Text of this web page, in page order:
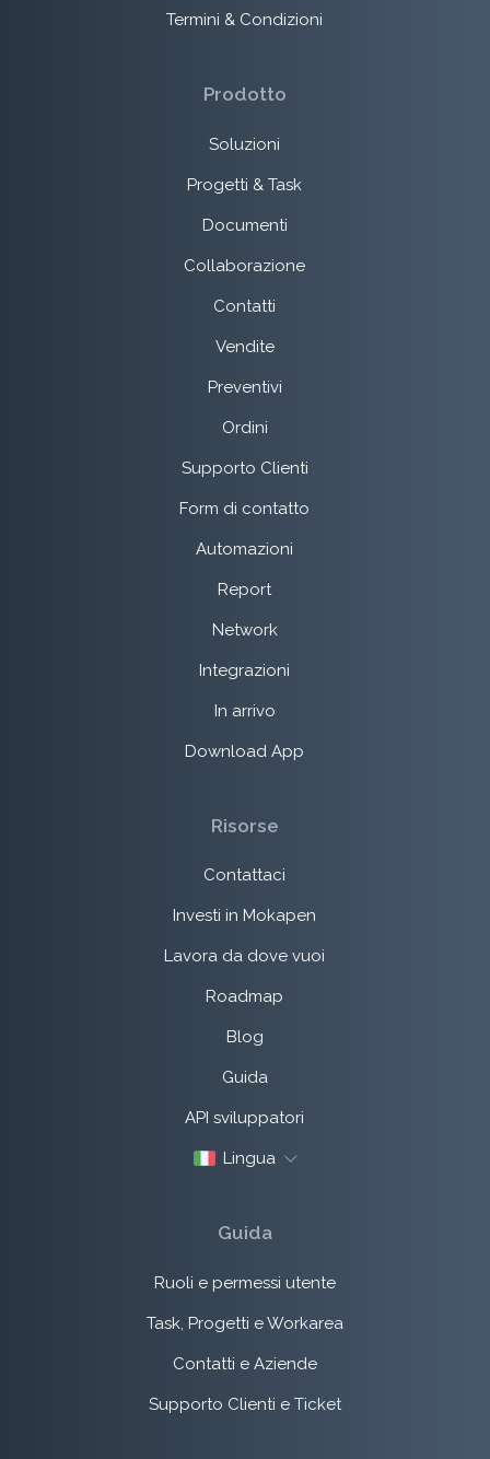
Termini & Condizioni
Prodotto
Soluzioni
Progetti & Task
Documenti
Collaborazione
Contatti
Vendite
Preventivi
Ordini
Supporto Clienti
Form di contatto
Automazioni
Report
Network
Integrazioni
In arrivo
Download App
Risorse
Contattaci
Investi in Mokapen
Lavora da dove vuoi
Roadmap
Blog
Guida
API sviluppatori
Lingua
Guida
Ruoli e permessi utente
Task, Progetti e Workarea
Contatti e Aziende
Supporto Clienti e Ticket